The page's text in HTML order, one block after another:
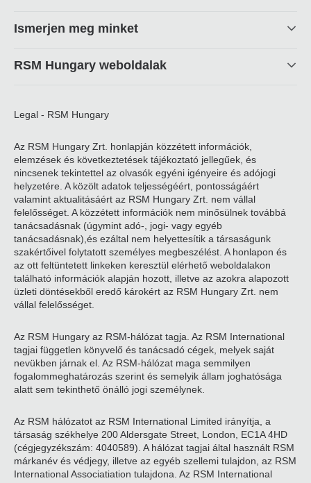
Ismerjen meg minket
RSM Hungary weboldalak
Legal - RSM Hungary
Az RSM Hungary Zrt. honlapján közzétett információk,
elemzések és következtetések tájékoztató jellegűek, és
nincsenek tekintettel az olvasók egyéni igényeire és adójogi
helyzetére. A közölt adatok teljességéért, pontosságáért
valamint aktualitásáért az RSM Hungary Zrt. nem vállal
felelősséget. A közzétett információk nem minősülnek továbbá
tanácsadásnak (úgymint adó-, jogi- vagy egyéb
tanácsadásnak),és ezáltal nem helyettesítik a társaságunk
szakértőivel folytatott személyes megbeszélést. A honlapon és
az ott feltüntetett linkeken keresztül elérhető weboldalakon
található információk alapján hozott, illetve az azokra alapozott
üzleti döntésekből eredő károkért az RSM Hungary Zrt. nem
vállal felelősséget.
Az RSM Hungary az RSM-hálózat tagja. Az RSM International
tagjai független könyvelő és tanácsadó cégek, melyek saját
nevükben járnak el. Az RSM-hálózat maga semmilyen
fogalommeghatározás szerint és semelyik állam joghatósága
alatt sem tekinthető önálló jogi személynek.
Az RSM hálózatot az RSM International Limited irányítja, a
társaság székhelye 200 Aldersgate Street, London, EC1A 4HD
(cégjegyzékszám: 4040589). A hálózat tagjai által használt RSM
márkanév és védjegy, illetve az egyéb szellemi tulajdon, az RSM
International Associatiation tulajdona. Az RSM International